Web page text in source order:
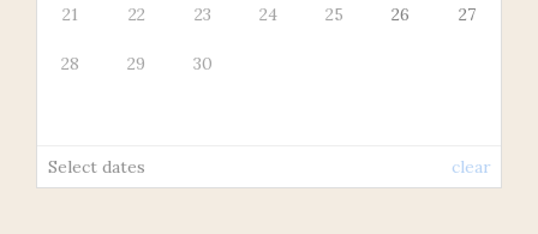
21 22 23 24 25 26 27
28 29 30
Select dates clear